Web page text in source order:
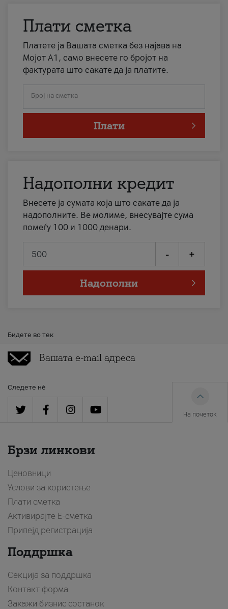
Плати сметка
Платете ја Вашата сметка без најава на
Мојот А1, само внесете го бројот на
фактурата што сакате да ја платите.
Број на сметка
Плати
Надополни кредит
Внесете ја сумата која што сакате да ја
надополните. Ве молиме, внесувајте сума
помеѓу 100 и 1000 денари.
- +
Надополни
Бидете во тек
Следете нè
На почеток
Брзи линкови
Ценовници
Услови за користење
Плати сметка
Активирајте Е-сметка
Припејд регистрација
Поддршка
Секција за поддршка
Контакт форма
Закажи бизнис состанок